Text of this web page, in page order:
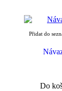
Přidat do
Do